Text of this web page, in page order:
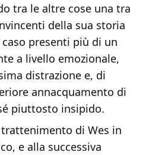
tra le altre cose una tra
della sua storia
presenti più di un
a livello emozionale,
distrazione e, di
annacquamento di
piuttosto insipido.
di Wes in
e alla successiva